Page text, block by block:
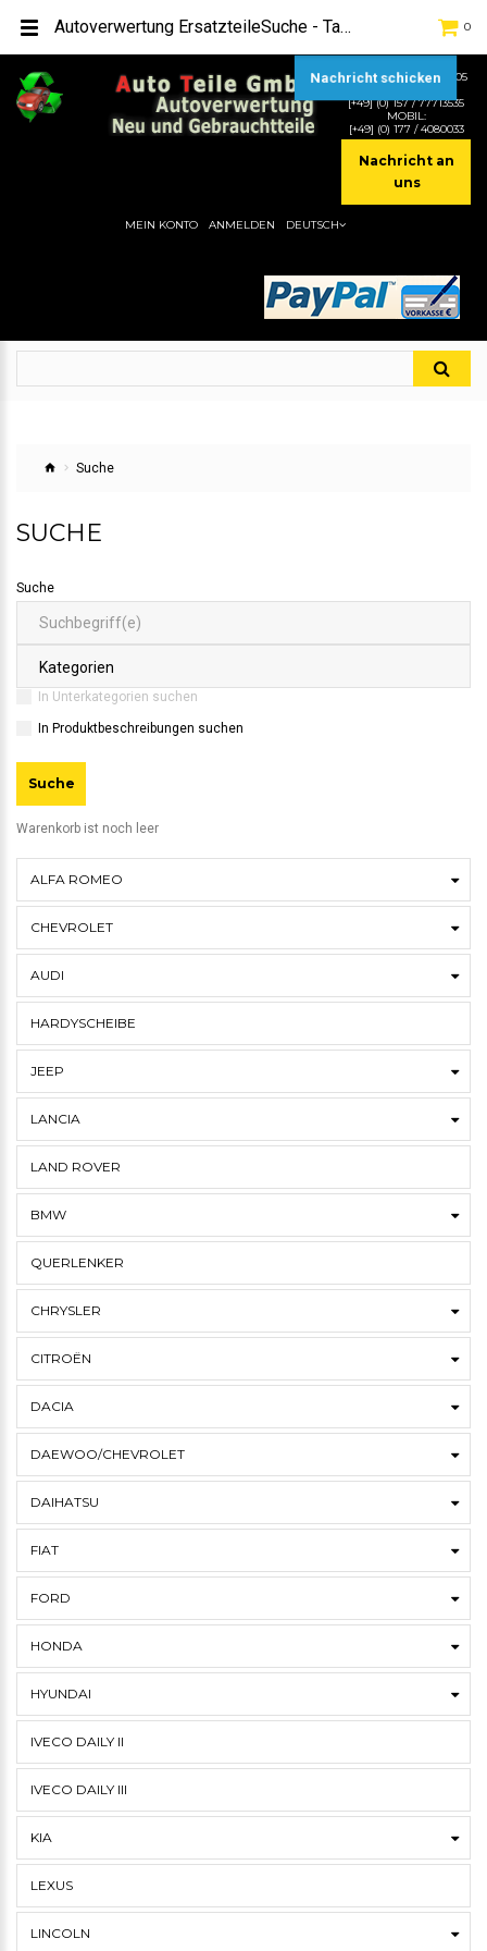
TEL:[+49] (0) 2232-5205
[+49] (0) 157 / 77713535
MOBIL:
[+49] (0) 177 / 4080033
Nachricht an
uns
0
MEIN KONTO ANMELDEN DEUTSCH
Suche
SUCHE
Suche
In Unterkategorien suchen
In Produktbeschreibungen suchen
Warenkorb ist noch leer
ALFA ROMEO
CHEVROLET
AUDI
HARDYSCHEIBE
JEEP
LANCIA
LAND ROVER
BMW
QUERLENKER
CHRYSLER
CITROËN
DACIA
DAEWOO/CHEVROLET
DAIHATSU
FIAT
FORD
HONDA
HYUNDAI
IVECO DAILY II
IVECO DAILY III
KIA
LEXUS
LINCOLN
Autoverwertung ErsatzteileSuche - Tag - mk70Hier gibt es viele Autoersatzteile, günstigen Preise, gute Qualität
Nachricht schicken